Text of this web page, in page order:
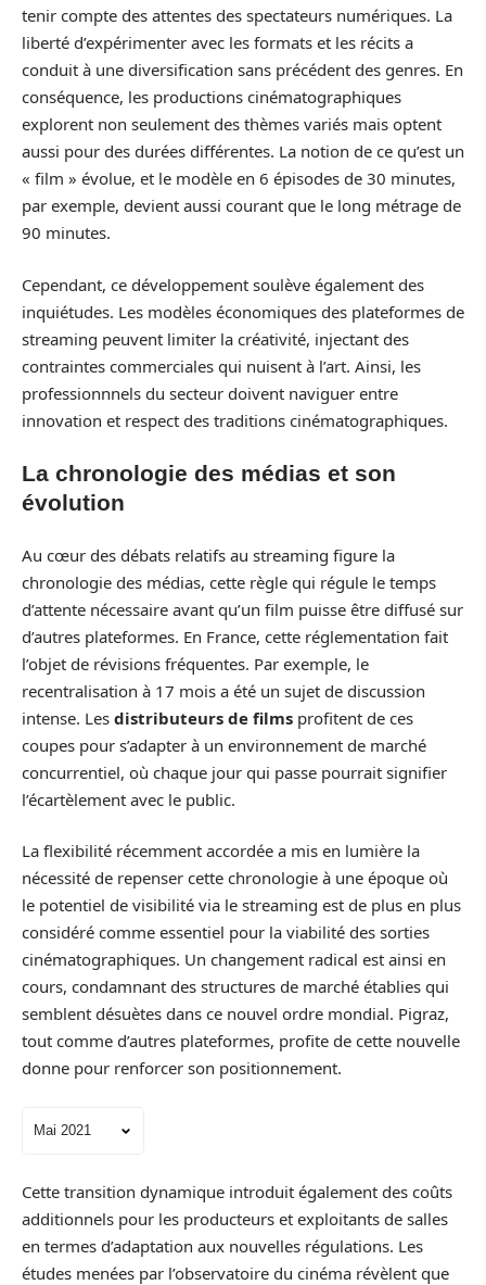
tenir compte des attentes des spectateurs numériques. La
liberté d’expérimenter avec les formats et les récits a
conduit à une diversification sans précédent des genres. En
conséquence, les productions cinématographiques
explorent non seulement des thèmes variés mais optent
aussi pour des durées différentes. La notion de ce qu’est un
« film » évolue, et le modèle en 6 épisodes de 30 minutes,
par exemple, devient aussi courant que le long métrage de
90 minutes.
Cependant, ce développement soulève également des
inquiétudes. Les modèles économiques des plateformes de
streaming peuvent limiter la créativité, injectant des
contraintes commerciales qui nuisent à l’art. Ainsi, les
professionnnels du secteur doivent naviguer entre
innovation et respect des traditions cinématographiques.
La chronologie des médias et son
évolution
Au cœur des débats relatifs au streaming figure la
chronologie des médias, cette règle qui régule le temps
d’attente nécessaire avant qu’un film puisse être diffusé sur
d’autres plateformes. En France, cette réglementation fait
l’objet de révisions fréquentes. Par exemple, le
recentralisation à 17 mois a été un sujet de discussion
intense. Les distributeurs de films profitent de ces
coupes pour s’adapter à un environnement de marché
concurrentiel, où chaque jour qui passe pourrait signifier
l’écartèlement avec le public.
La flexibilité récemment accordée a mis en lumière la
nécessité de repenser cette chronologie à une époque où
le potentiel de visibilité via le streaming est de plus en plus
considéré comme essentiel pour la viabilité des sorties
cinématographiques. Un changement radical est ainsi en
cours, condamnant des structures de marché établies qui
semblent désuètes dans ce nouvel ordre mondial. Pigraz,
tout comme d’autres plateformes, profite de cette nouvelle
donne pour renforcer son positionnement.
Cette transition dynamique introduit également des coûts
additionnels pour les producteurs et exploitants de salles
en termes d’adaptation aux nouvelles régulations. Les
études menées par l’observatoire du cinéma révèlent que